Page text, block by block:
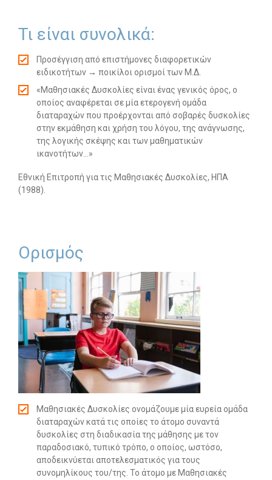
-- Εργοθεραπεία
-- Λογοθεραπεία
-- Συμβουλευτική
-- Ειδική Αγωγή
-- Διαταραχές
-- Ασκήσεις
Επικοινωνία
Search
for:
SEARCH BUTTON
Τι είναι συνολικά:
Προσέγγιση από επιστήμονες διαφορετικών
ειδικοτήτων → ποικίλοι ορισμοί των Μ.Δ.
«Μαθησιακές Δυσκολίες είναι ένας γενικός όρος, ο
οποίος αναφέρεται σε μία ετερογενή ομάδα
διαταραχών που προέρχονται από σοβαρές δυσκολίες
στην εκμάθηση και χρήση του λόγου, της ανάγνωσης,
της λογικής σκέψης και των μαθηματικών
ικανοτήτων…»
Εθνική Επιτροπή για τις Μαθησιακές Δυσκολίες, ΗΠΑ
(1988).
Ορισμός
Μαθησιακές Δυσκολίες ονομάζουμε μία ευρεία ομάδα
διαταραχών κατά τις οποίες το άτομο συναντά
δυσκολίες στη διαδικασία της μάθησης με τον
παραδοσιακό, τυπικό τρόπο, ο οποίος, ωστόσο,
αποδεικνύεται αποτελεσματικός για τους
συνομηλίκους του/της. Το άτομο με Μαθησιακές